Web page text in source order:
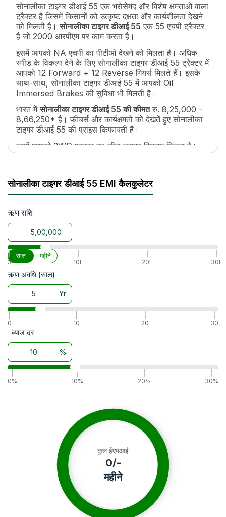
ट्रांसमिशन नाम
Constant mesh with Side Shift
गियर की संख्या
12 Forward + 12 Reverse
क्लच
Double with IPTO
पीटीओ टाइप
RPTO/IPTO
पीटीओ स्पीड
540
ब्रेक
Oil Immersed Brakes
स्टीयरिंग
Power Steering
स्टीयरिंग एडजस्टमेंटNo
ईंधन टैंक क्षमता
उठाने की क्षमता
2200 kg
टायर साइज
7.50x16 (Front), 16.9x28 (Rear)
व्हील ड्राइव
2WD
वारंटी
5 Years
सोनालीका टाइगर डीआई 55 एक भरोसेमंद और विशेष क्षमताओं वाला
ट्रैक्टर है जिसमें किसानों को उत्कृष्ट दक्षता और कार्यशीलता देखने
को मिलती है।सोनालीका टाइगर डीआई 55 एक 55 एचपी ट्रैक्टर
है जो 2000 आरपीएम पर काम करता है।
इसमें आपको NA एचपी का पीटीओ देखने को मिलता है। अधिक
स्पीड के विकल्प देने के लिए सोनालीका टाइगर डीआई 55 ट्रैक्टर में
आपको 12 Forward + 12 Reverse गियर्स मिलते हैं। इसके
साथ-साथ, सोनालीका टाइगर डीआई 55 में आपको Oil
Immersed Brakes की सुविधा भी मिलती है।
भारत मेंसोनालीका टाइगर डीआई 55 की कीमतरु. 8,25,000 -
8,66,250* है। फीचर्स और कार्यक्षमतों को देखतें हुए सोनालीका
टाइगर डीआई 55 की प्राइस किफायती है।
इसमें आपको 2WD प्रकार का व्हील ड्राइव सिस्टम मिलता है।
किसानों के लिए यह फ़ायदेमंद साबित होता है क्योंकि इस व्हील
जुताई, बीजो की बुआई, और फसलों की कटाई को अच्छे से कर
सकता है।
इम्प्लीमेंट्स जैसे कल्टीवेटर, रोटावेटर, प्लाऊ, आदि के साथ आसानी
से काम कर सकता है।
सोनालीका टाइगर डीआई 55 EMI कैलकुलेटर
ऋण राशि
|
0
10L
20L
30L
साल महीने
ऋण अवधि (साल)
Yr
0
10
20
30
ब्याज दर
%
0%
|
10%
20%
30%
कुल ईएमआई
0/-
महीने